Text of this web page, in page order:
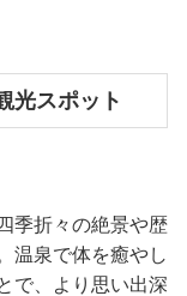
光スポット
季折々の絶景や歴
温泉で体を癒やし
で、より思い出深